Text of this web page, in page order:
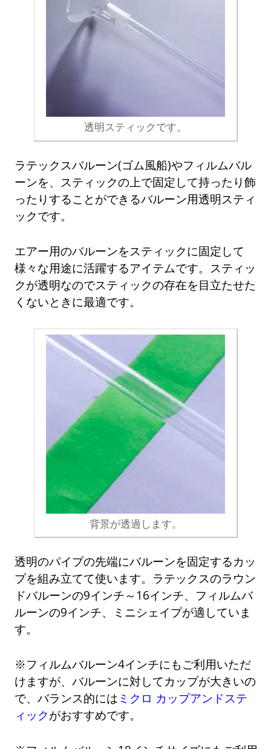
透明スティックです。
ラテックスバルーン(ゴム風船)やフィルムバル
ーンを、スティックの上で固定して持ったり飾
ったりすることができるバルーン用透明スティ
ックです。
エアー用のバルーンをスティックに固定して
様々な用途に活躍するアイテムです。スティッ
クが透明なのでスティックの存在を目立たせた
くないときに最適です。
背景が透過します。
透明のパイプの先端にバルーンを固定するカッ
プを組み立てて使います。ラテックスのラウン
ドバルーンの9インチ～16インチ、フィルムバ
ルーンの9インチ、ミニシェイプが適していま
す。
※フィルムバルーン4インチにもご利用いただ
けますが、バルーンに対してカップが大きいの
で、バランス的には ミクロ カップアンドステ
ィックがおすすめです。